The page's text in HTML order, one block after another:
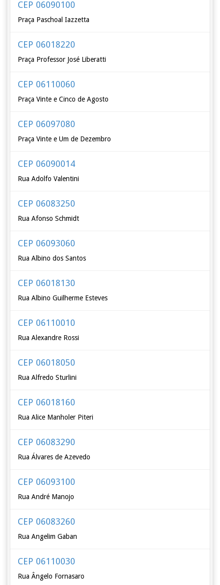
CEP 06090100
Praça Paschoal Iazzetta
CEP 06018220
Praça Professor José Liberatti
CEP 06110060
Praça Vinte e Cinco de Agosto
CEP 06097080
Praça Vinte e Um de Dezembro
CEP 06090014
Rua Adolfo Valentini
CEP 06083250
Rua Afonso Schmidt
CEP 06093060
Rua Albino dos Santos
CEP 06018130
Rua Albino Guilherme Esteves
CEP 06110010
Rua Alexandre Rossi
CEP 06018050
Rua Alfredo Sturlini
CEP 06018160
Rua Alice Manholer Piteri
CEP 06083290
Rua Álvares de Azevedo
CEP 06093100
Rua André Manojo
CEP 06083260
Rua Angelim Gaban
CEP 06110030
Rua Ângelo Fornasaro